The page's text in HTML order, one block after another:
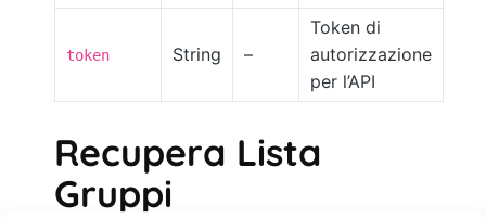
token String –
Token di
autorizzazione
per l’API
Recupera Lista
Gruppi